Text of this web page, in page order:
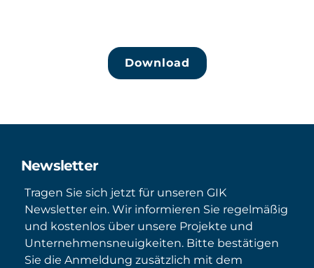
Download
Newsletter
Tragen Sie sich jetzt für unseren GIK
Newsletter ein. Wir informieren Sie regelmäßig
und kostenlos über unsere Projekte und
Unternehmensneuigkeiten. Bitte bestätigen
Sie die Anmeldung zusätzlich mit dem